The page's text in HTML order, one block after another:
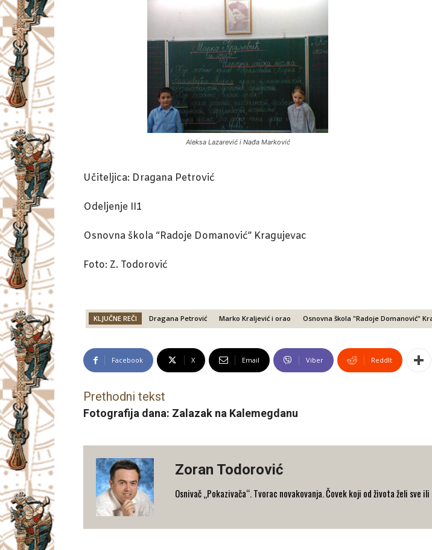
Aleksa Lazarević i Nađa Marković
Učiteljica: Dragana Petrović
Odeljenje II1
Osnovna škola “Radoje Domanović” Kragujevac
Foto: Z. Todorović
KLJUČNE REČI Dragana Petrović Marko Kraljević i orao Osnovna škola "Radoje Domanović"
Facebook X Email Viber ReddIt
Prethodni tekst
Fotografija dana: Zalazak na Kalemegdanu
Zoran Todorović
Osnivač „Pokazivača“. Tvorac novakovanja. Čovek koji od života želi sve